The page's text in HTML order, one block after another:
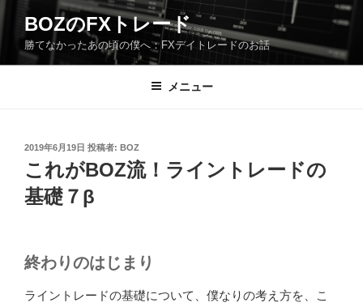
ン
BOZのFXトレード
勝てなかったあの頃の僕へ：FXデイトレードのお話
メニュー
投
稿
日:
2019年6月19日 投稿者: BOZ
これがBOZ流！ライントレードの
基礎７β
終わりのはじまり
ライントレードの基礎について、僕なりの考え方を、こ